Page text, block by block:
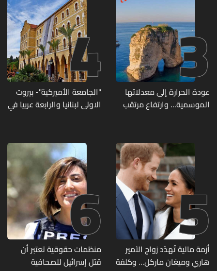
3
عودة الحرارة إلى معدلاتها
الموسمية... وارتفاع مرتقب
4
"الجامعة الأميركية"- بيروت
الاولى لبنانيا والرابعة عربيا في
5
أزمة مالية تُهدّد زواج الأمير
هاري وميغان ماركل... وكلفة
6
منظمات حقوقية تعتبر أن
قتل إسرائيل للصحافية